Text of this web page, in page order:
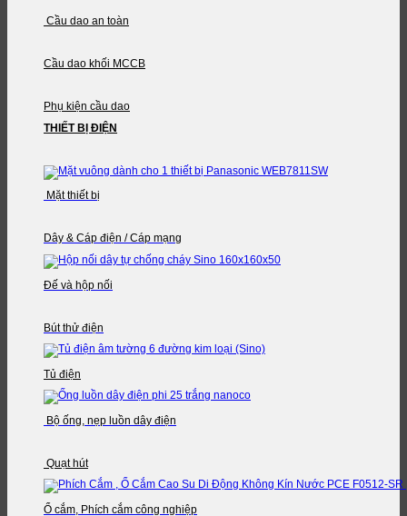
Cầu dao an toàn
Cầu dao khối MCCB
Phụ kiện cầu dao
THIẾT BỊ ĐIỆN
Mặt thiết bị
Dây & Cáp điện / Cáp mạng
Đế và hộp nối
Bút thử điện
Tủ điện
Bộ ống, nẹp luồn dây điện
Quạt hút
Ổ cắm, Phích cắm công nghiệp